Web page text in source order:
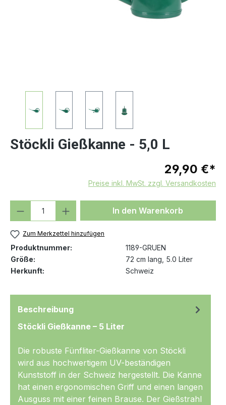
Stöckli Gießkanne - 5,0 L
29,90 €*
Preise inkl. MwSt. zzgl. Versandkosten
Produkt Anzahl: Gib denIn den Warenkorb
Zum Merkzettel hinzufügen
Produktnummer:
1189-GRUEN
Größe:
72 cm lang, 5.0 Liter
Herkunft:
Schweiz
Beschreibung
Stöckli Gießkanne – 5 Liter
Die robuste Fünfliter-Gießkanne von Stöckli
wird aus hochwertigem UV-beständigen
Kunststoff in der Schweiz hergestellt. Die Kanne
hat einen ergonomischen Griff und einen langen
Ausguss mit einer feinen Brause. Der Gießstrahl